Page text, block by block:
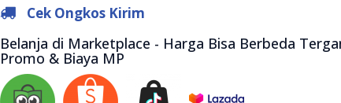
Cek Ongkos Kirim
Belanja di Marketplace - Harga Bisa Berbeda
Promo & Biaya MP